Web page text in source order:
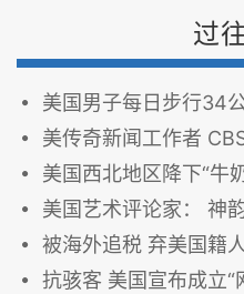
过
美国男子每日步行34公
美传奇新闻工作者
美国西北地区降下“牛
美国艺术评论家： 神韵
被海外追税 弃美国籍
抗骇客 美国宣布成立“网